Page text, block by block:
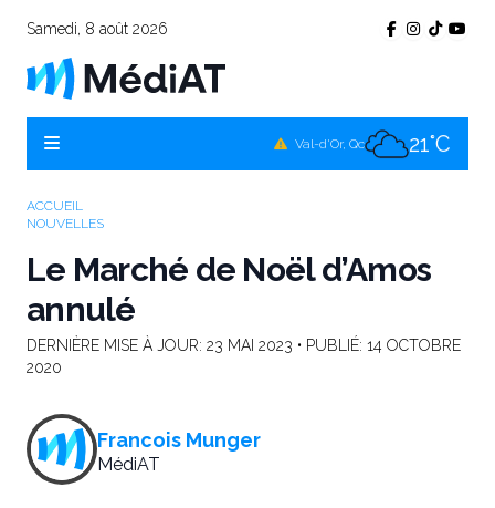
Samedi, 8 août 2026
Val-d'Or, Qc 21°C
ACCUEIL
NOUVELLES
Le Marché de Noël d’Amos
annulé
DERNIÈRE MISE À JOUR: 23 MAI 2023 • PUBLIÉ: 14 OCTOBRE
2020
Francois Munger
MédiAT